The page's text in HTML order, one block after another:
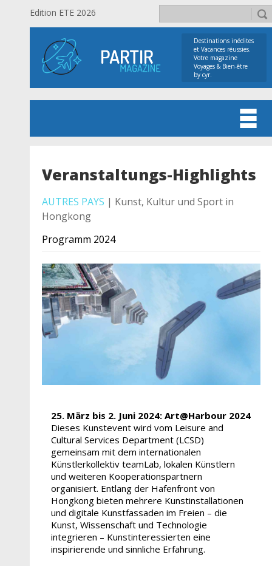
Edition ETE 2026
Destinations inédites
et Vacances réussies.
Votre magazine
Voyages & Bien-être
by cyr.
Veranstaltungs-Highlights
AUTRES PAYS | Kunst, Kultur und Sport in
Hongkong
Programm 2024
25. März bis 2. Juni 2024: Art@Harbour 2024
Dieses Kunstevent wird vom Leisure and
Cultural Services Department (LCSD)
gemeinsam mit dem internationalen
Künstlerkollektiv teamLab, lokalen Künstlern
und weiteren Kooperationspartnern
organisiert. Entlang der Hafenfront von
Hongkong bieten mehrere Kunstinstallationen
und digitale Kunstfassaden im Freien – die
Kunst, Wissenschaft und Technologie
integrieren – Kunstinteressierten eine
inspirierende und sinnliche Erfahrung.